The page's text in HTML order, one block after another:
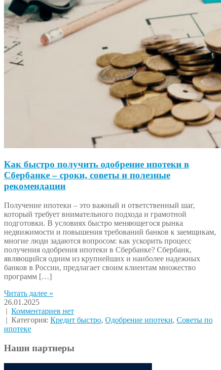
Как быстро получить одобрение ипотеки в
Сбербанке – сроки, советы и полезные
рекомендации
Получение ипотеки – это важный и ответственный шаг,
который требует внимательного подхода и грамотной
подготовки. В условиях быстро меняющегося рынка
недвижимости и повышения требований банков к заемщикам,
многие люди задаются вопросом: как ускорить процесс
получения одобрения ипотеки в Сбербанке? Сбербанк,
являющийся одним из крупнейших и наиболее надежных
банков в России, предлагает своим клиентам множество
программ […]
Читать далее »
26.01.2025
| Комментариев нет
| Категория: Кредит быстро, Одобрение ипотеки, Советы по
ипотеке
Наши партнеры